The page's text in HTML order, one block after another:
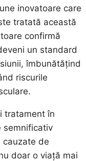
inovatoare care
tratată această
confirmă
un standard
îmbunătățind
riscurile
tratament în
semnificativ
cauzate de
doar o viață mai